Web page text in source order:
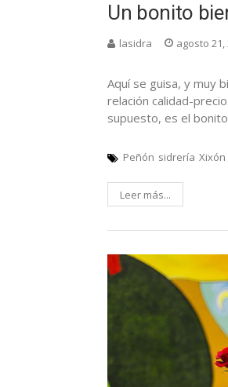
Un bonito
lasidra agosto 21,
Aquí se guisa, y muy
relación calidad-
supuesto, es el
Peñón sidrería Xixón
Leer más...